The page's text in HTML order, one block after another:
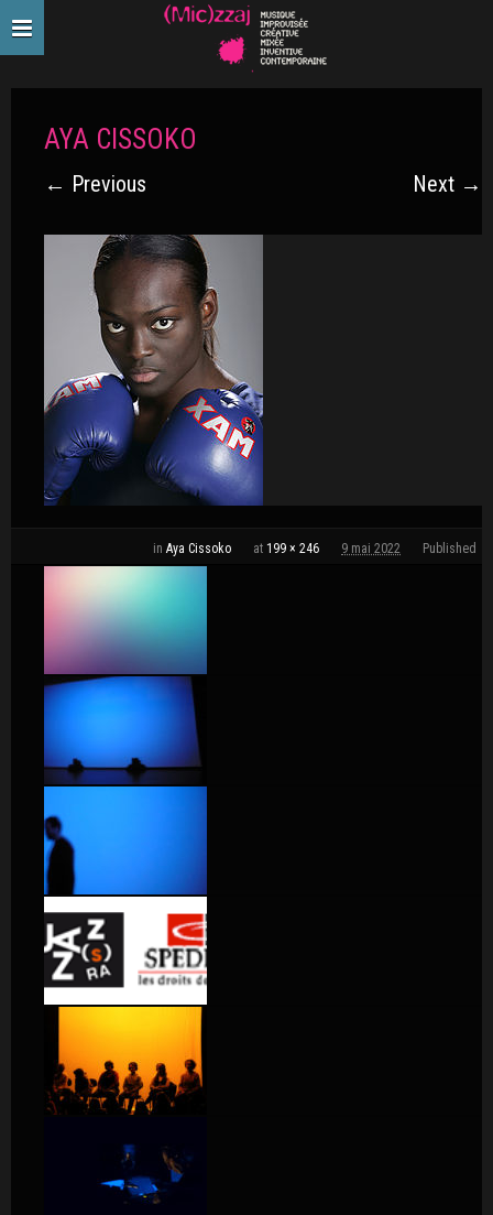
AYA CISSOKO
← Previous Next →
Published
9 mai 2022
at 199 × 246
in Aya Cissoko